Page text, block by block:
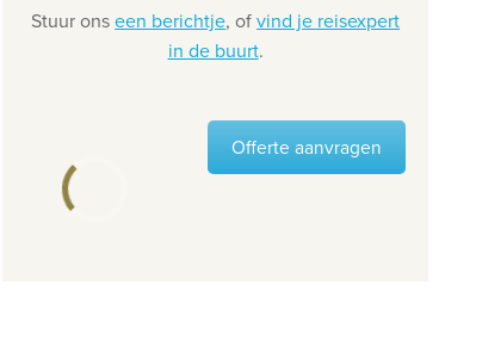
Stuur onseen berichtje, ofvind je reisexpert
in de buurt.
Offerte aanvragen